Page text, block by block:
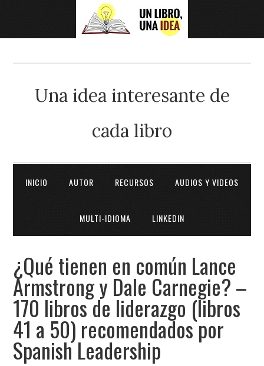
Una idea interesante de
cada libro
INICIO AUTOR RECURSOS AUDIOS Y VIDEOS
MULTI-IDIOMA LINKEDIN
¿Qué tienen en común Lance
Armstrong y Dale Carnegie? –
170 libros de liderazgo (libros
41 a 50) recomendados por
Spanish Leadership